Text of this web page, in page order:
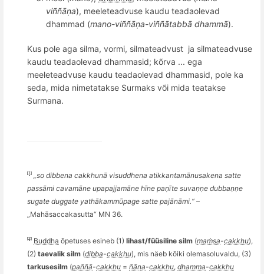
viññāṇa), meeleteadvuse kaudu teadaolevad
dhammad (mano-viññāṇa-viññātabbā dhammā).
Kus pole aga silma, vormi, silmateadvust ja silmateadvuse
kaudu teadaolevad dhammasid; kõrva ... ega
meeleteadvuse kaudu teadaolevad dhammasid, pole ka
seda, mida nimetatakse Surmaks või mida teatakse
Surmana.
[1] „so dibbena cakkhunā visuddhena atikkantamānusakena satte
passāmi cavamāne upapajjamāne hīne paṇīte suvaṇṇe dubbaṇṇe
sugate duggate yathākammūpage satte pajānāmi.“ –
„Mahāsaccakasutta“ MN 36.
[2] Buddha õpetuses esineb (1) lihast/füüsiline silm (maṁsa-cakkhu),
(2) taevalik silm (dibba-cakkhu), mis näeb kõiki olemasoluvaldu, (3)
tarkusesilm (paññā-cakkhu = ñāṇa-cakkhu, dhamma-cakkhu